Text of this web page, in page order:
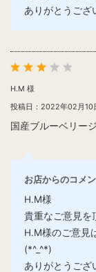
ありがとうござ
H.M 様
投稿日：2022年02月10
国産ブルーベリー
お店からのコメ
H.M様
貴重なご意見を
H.M様のご意見
(*^_^*)
ありがとうござ